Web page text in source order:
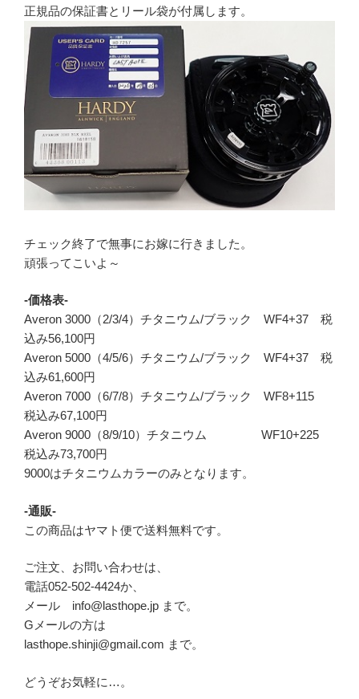
正規品の保証書とリール袋が付属します。
チェック終了で無事にお嫁に行きました。
頑張ってこいよ～
-価格表-
Averon 3000（2/3/4）チタニウム/ブラック WF4+37 税
込み56,100円
Averon 5000（4/5/6）チタニウム/ブラック WF4+37 税
込み61,600円
Averon 7000（6/7/8）チタニウム/ブラック WF8+115
税込み67,100円
Averon 9000（8/9/10）チタニウム WF10+225
税込み73,700円
9000はチタニウムカラーのみとなります。
-通販-
この商品はヤマト便で送料無料です。
ご注文、お問い合わせは、
電話052-502-4424か、
メール info@lasthope.jp まで。
Gメールの方は
lasthope.shinji@gmail.com まで。
どうぞお気軽に…。